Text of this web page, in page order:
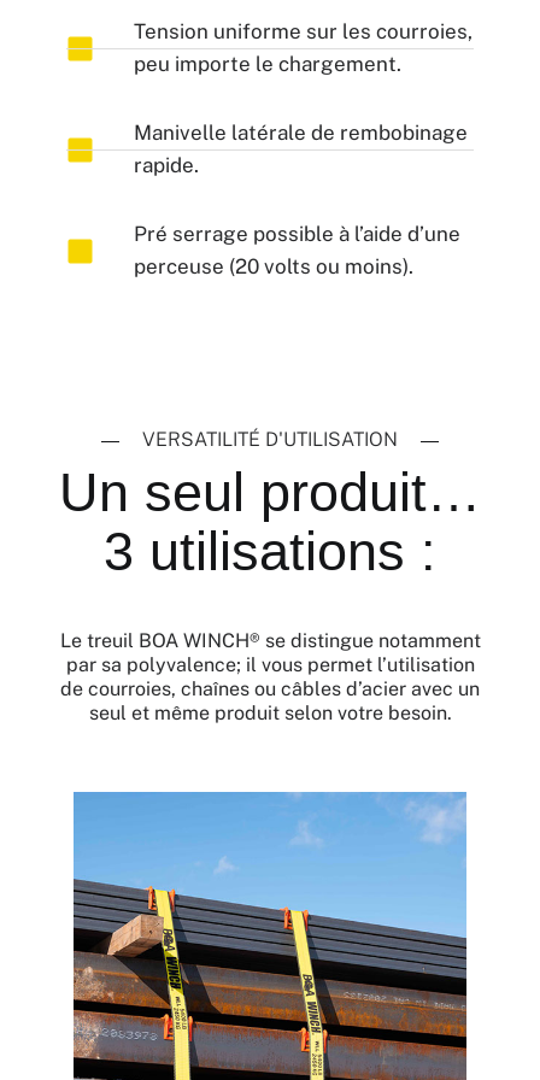
Tension uniforme sur les courroies,
peu importe le chargement.
Manivelle latérale de rembobinage
rapide.
Pré serrage possible à l’aide d’une
perceuse (20 volts ou moins).
VERSATILITÉ D'UTILISATION
Un seul produit…
3 utilisations :
Le treuil BOA WINCH® se distingue notamment
par sa polyvalence; il vous permet l’utilisation
de courroies, chaînes ou câbles d’acier avec un
seul et même produit selon votre besoin.